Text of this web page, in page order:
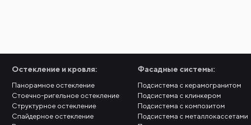
Остекление и кровля:
Панорамное остекление
Стоечно-ригельное остекление
Структурное остекление
Спайдерное остекление
Фасадные системы:
Подсистема с керамогранитом
Подсистема с клинкером
Подсистема с композитом
Подсистема с металлокассетами